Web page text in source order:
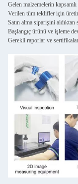
Gelen malzemelerin
Verilen tüm teklifler için
Satın alma siparişini
Başlangıç ürünü ve işleme
Gerekli raporlar ve